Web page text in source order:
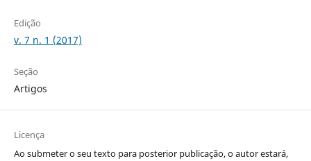
Edição
v. 7 n. 1 (2017)
Seção
Artigos
Licença
Ao submeter o seu texto para posterior publicação, o autor estará,